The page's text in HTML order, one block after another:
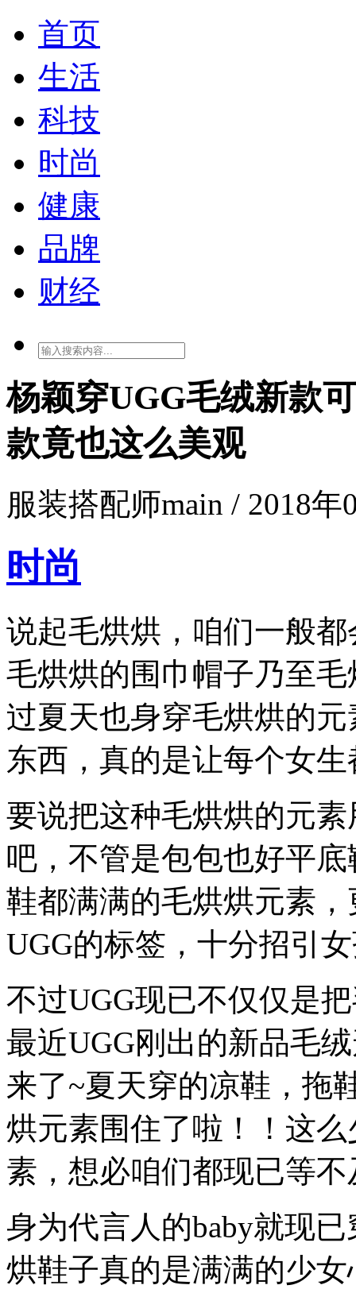
首页
生活
科技
时尚
健康
品牌
财经
杨颖穿UGG毛绒新款
款竟也这么美观
服装搭配师main / 2018年
时尚
说起毛烘烘，咱们一般
毛烘烘的围巾帽子乃至
过夏天也身穿毛烘烘的
东西，真的是让每个女
要说把这种毛烘烘的元
吧，不管是包包也好平
鞋都满满的毛烘烘元素
UGG的标签，十分招引
不过UGG现已不仅仅是
最近UGG刚出的新品毛
来了~夏天穿的凉鞋，拖
烘元素围住了啦！！这
素，想必咱们都现已等不
身为代言人的baby就现
烘鞋子真的是满满的少